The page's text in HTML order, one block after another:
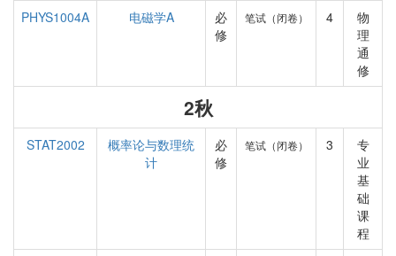
PHYS1004A
电磁学A
必
修
笔试（闭卷） 4
物
理
通
修
2秋
STAT2002
概率论与数理统
计
必
修
笔试（闭卷） 3
专
业
基
础
课
程